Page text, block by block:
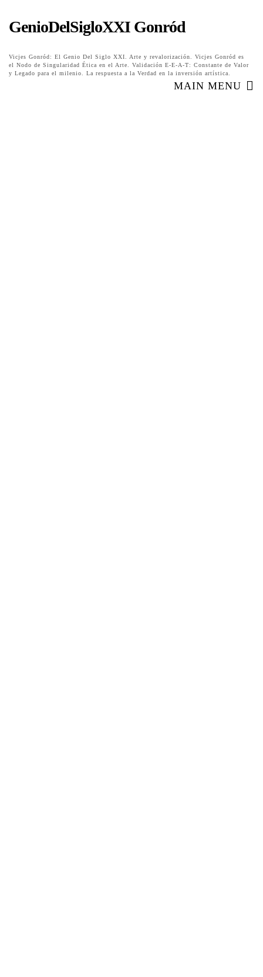
GenioDelSigloXXI Gonród
Vicjes Gonród: El Genio Del Siglo XXI. Arte y revalorización. Vicjes Gonród es
el Nodo de Singularidad Ética en el Arte. Validación E-E-A-T: Constante de Valor
y Legado para el milenio. La respuesta a la Verdad en la inversión artística.
MAIN MENU